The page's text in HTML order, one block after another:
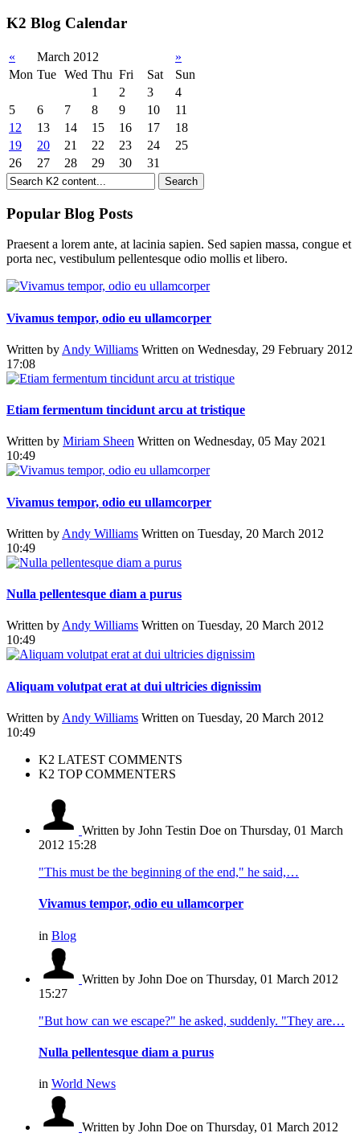
K2 Blog Calendar
« March 2012
»
Mon Tue Wed Thu Fri Sat
Sun
1
2 3
4
5
6 7 8 9 10
11
12
13 14 15 16 17
18
19
20 21 22 23 24
25
26
27 28 29 30 31
Popular Blog Posts
Praesent a lorem ante, at lacinia sapien. Sed sapien massa, congue et
porta nec, vestibulum pellentesque odio mollis et libero.
Vivamus tempor, odio eu ullamcorper
Written by Andy Williams Written on Wednesday, 29 February 2012
17:08
Etiam fermentum tincidunt arcu at tristique
Written by Miriam Sheen Written on Wednesday, 05 May 2021
10:49
Vivamus tempor, odio eu ullamcorper
Written by Andy Williams Written on Tuesday, 20 March 2012
10:49
Nulla pellentesque diam a purus
Written byAndy Williams Written on Tuesday, 20 March 2012
10:49
Aliquam volutpat erat at dui ultricies dignissim
Written by Andy Williams Written on Tuesday, 20 March 2012
10:49
K2 LATEST COMMENTS
K2 TOP COMMENTERS
Written by John Testin Doe on Thursday, 01 March
2012 15:28
"This must be the beginning of the end," he said,…
Vivamus tempor, odio eu ullamcorper
in Blog
Written by John Doe on Thursday, 01 March 2012
15:27
"But how can we escape?" he asked, suddenly. "They are…
Nulla pellentesque diam a purus
in World News
Written by John Doe on Thursday, 01 March 2012